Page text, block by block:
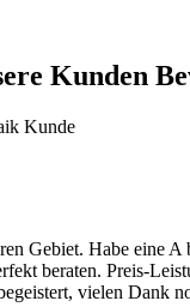
Kunden
Gebiet. Habe eine A
beraten. Preis-
vielen Dank